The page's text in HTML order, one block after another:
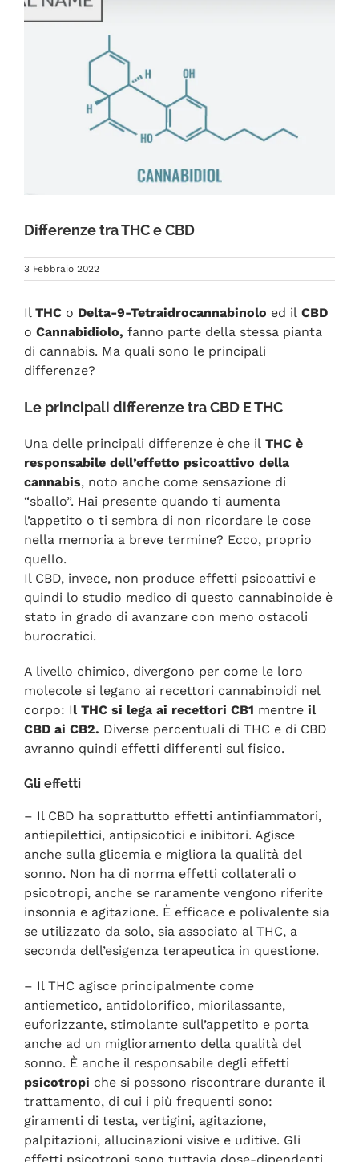
FIERE E COLLABORAZIONI
Differenze tra THC e CBD
3 Febbraio 2022
Il THC o Delta-9-Tetraidrocannabinolo ed il CBD
o Cannabidiolo, fanno parte della stessa pianta
di cannabis. Ma quali sono le principali
differenze?
Le principali differenze tra CBD E THC
Una delle principali differenze è che il THC è
responsabile dell’effetto psicoattivo della
cannabis, noto anche come sensazione di
“sballo”. Hai presente quando ti aumenta
l’appetito o ti sembra di non ricordare le cose
nella memoria a breve termine? Ecco, proprio
quello.
Il CBD, invece, non produce effetti psicoattivi e
quindi lo studio medico di questo cannabinoide è
stato in grado di avanzare con meno ostacoli
burocratici.
A livello chimico, divergono per come le loro
molecole si legano ai recettori cannabinoidi nel
corpo: Il THC si lega ai recettori CB1 mentre il
CBD ai CB2. Diverse percentuali di THC e di CBD
avranno quindi effetti differenti sul fisico.
Gli effetti
– Il CBD ha soprattutto effetti antinfiammatori,
antiepilettici, antipsicotici e inibitori. Agisce
anche sulla glicemia e migliora la qualità del
sonno. Non ha di norma effetti collaterali o
psicotropi, anche se raramente vengono riferite
insonnia e agitazione. È efficace e polivalente sia
se utilizzato da solo, sia associato al THC, a
seconda dell’esigenza terapeutica in questione.
– Il THC agisce principalmente come
antiemetico, antidolorifico, miorilassante,
euforizzante, stimolante sull’appetito e porta
anche ad un miglioramento della qualità del
sonno. È anche il responsabile degli effetti
psicotropi che si possono riscontrare durante il
trattamento, di cui i più frequenti sono:
giramenti di testa, vertigini, agitazione,
palpitazioni, allucinazioni visive e uditive. Gli
effetti psicotropi sono tuttavia dose-dipendenti,